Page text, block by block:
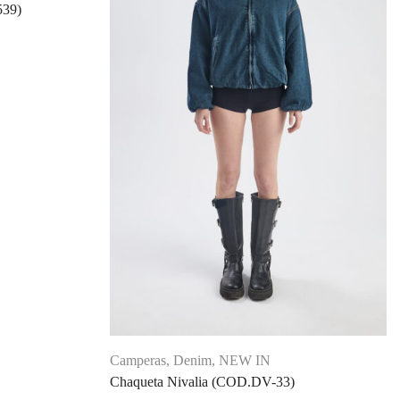
Camperas, Denim, NEW IN
Chaqueta Nivalia (COD.DV-33)